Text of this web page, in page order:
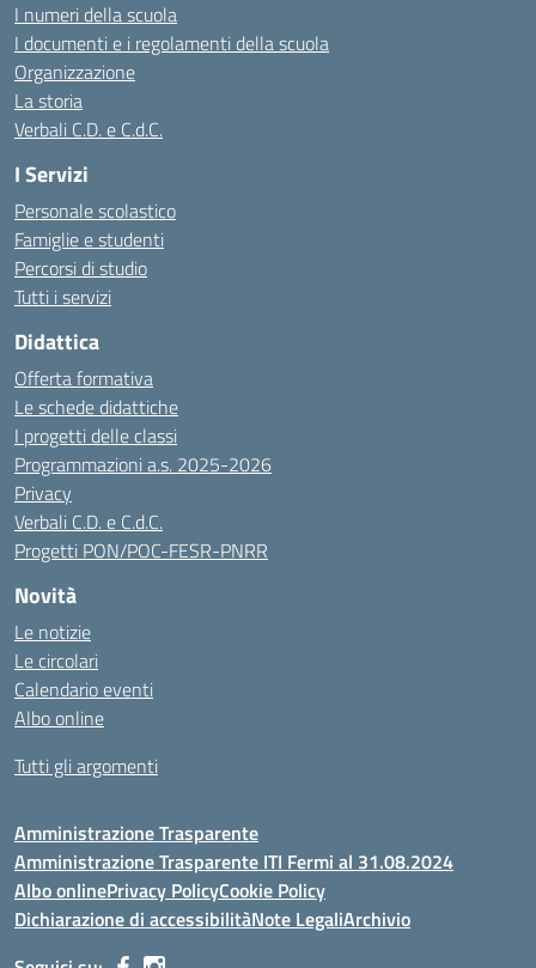
I numeri della scuola
I documenti e i regolamenti della scuola
Organizzazione
La storia
Verbali C.D. e C.d.C.
I Servizi
Personale scolastico
Famiglie e studenti
Percorsi di studio
Tutti i servizi
Didattica
Offerta formativa
Le schede didattiche
I progetti delle classi
Programmazioni a.s. 2025-2026
Privacy
Verbali C.D. e C.d.C.
Progetti PON/POC-FESR-PNRR
Novità
Le notizie
Le circolari
Calendario eventi
Albo online
Tutti gli argomenti
Amministrazione Trasparente
Amministrazione Trasparente ITI Fermi al 31.08.2024
Albo onlinePrivacy PolicyCookie Policy
Dichiarazione di accessibilitàNote LegaliArchivio